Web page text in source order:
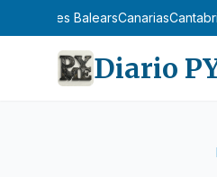
Illes BalearsCanarias
Diario